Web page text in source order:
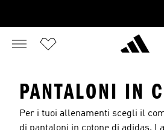
PANTALONI IN
Per i tuoi allenamenti scegli il